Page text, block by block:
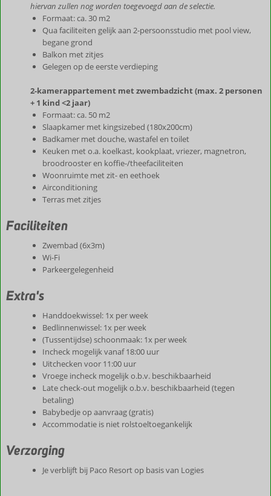
hiervan zullen nog worden toegevoegd aan de selectie.
Formaat: ca. 30 m2
Qua faciliteiten gelijk aan 2-persoonsstudio met pool view,
begane grond
Balkon met zitjes
Gelegen op de eerste verdieping
2-kamerappartement met zwembadzicht (max. 2 personen
+ 1 kind <2 jaar)
Formaat: ca. 50 m2
Slaapkamer met kingsizebed (180x200cm)
Badkamer met douche, wastafel en toilet
Keuken met o.a. koelkast, kookplaat, vriezer, magnetron,
broodrooster en koffie-/theefaciliteiten
Woonruimte met zit- en eethoek
Airconditioning
Terras met zitjes
Faciliteiten
Zwembad (6x3m)
Wi-Fi
Parkeergelegenheid
Extra's
Handdoekwissel: 1x per week
Bedlinnenwissel: 1x per week
(Tussentijdse) schoonmaak: 1x per week
Incheck mogelijk vanaf 18:00 uur
Uitchecken voor 11:00 uur
Vroege incheck mogelijk o.b.v. beschikbaarheid
Late check-out mogelijk o.b.v. beschikbaarheid (tegen
betaling)
Babybedje op aanvraag (gratis)
Accommodatie is niet rolstoeltoegankelijk
Verzorging
Je verblijft bij Paco Resort op basis van Logies